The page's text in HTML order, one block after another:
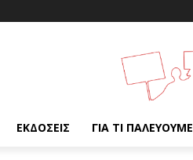
ΕΚΔΌΣΕΙΣ ΓΙΑ ΤΙ ΠΑΛΕΎΟΥΜΕ